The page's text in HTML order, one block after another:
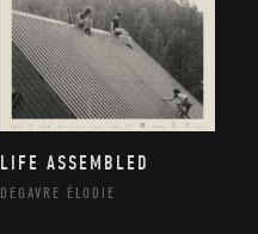
LIFE ASSEMBLED
DEGAVRE ÉLODIE